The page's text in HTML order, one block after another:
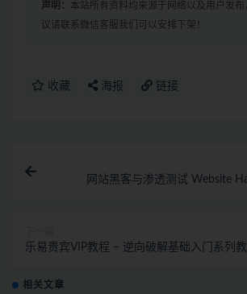
声明： 本站所有资料均来源于网络以及用户发
议请联系微信客服我们可以安排下架！
收藏 海报 链接
网站黑客与渗透测试 Website
乐易贵宾VIP教程 – 逆向破解基础入门系列
相关文章